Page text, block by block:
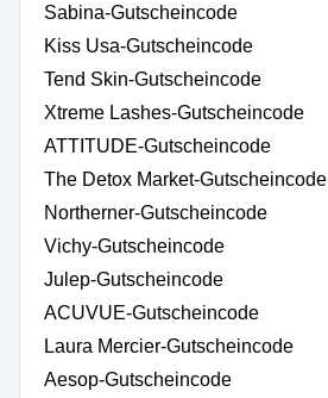
Sabina-Gutscheincode
Kiss Usa-Gutscheincode
Tend Skin-Gutscheincode
Xtreme Lashes-Gutscheincode
ATTITUDE-Gutscheincode
The Detox Market-Gutscheincode
Northerner-Gutscheincode
Vichy-Gutscheincode
Julep-Gutscheincode
ACUVUE-Gutscheincode
Laura Mercier-Gutscheincode
Aesop-Gutscheincode